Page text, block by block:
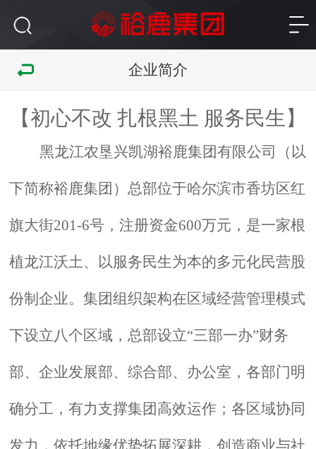
企业简介
【初心不改 扎根黑土 服务民生】
黑龙江农垦兴凯湖裕鹿集团有限公司（以
下简称裕鹿集团）总部位于哈尔滨市香坊区红
旗大街201-6号，注册资金600万元，是一家根
植龙江沃土、以服务民生为本的多元化民营股
份制企业。集团组织架构在区域经营管理模式
下设立八个区域，总部设立“三部一办”财务
部、企业发展部、综合部、办公室，各部门明
确分工，有力支撑集团高效运作；各区域协同
发力，依托地缘优势拓展深耕，创造商业与社